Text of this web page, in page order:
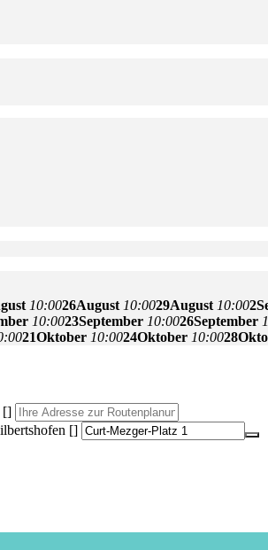
10:0026August 10:0029August 10:002
10:0023September 10:0026September
21Oktober 10:0024Oktober 10:0028
[]
[]